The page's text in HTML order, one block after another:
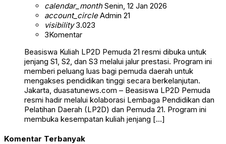
calendar_monthSenin, 12 Jan 2026
account_circleAdmin 21
visibility3.023
3Komentar
Beasiswa Kuliah LP2D Pemuda 21 resmi dibuka untuk
jenjang S1, S2, dan S3 melalui jalur prestasi. Program ini
memberi peluang luas bagi pemuda daerah untuk
mengakses pendidikan tinggi secara berkelanjutan.
Jakarta, duasatunews.com – Beasiswa LP2D Pemuda
resmi hadir melalui kolaborasi Lembaga Pendidikan dan
Pelatihan Daerah (LP2D) dan Pemuda 21. Program ini
membuka kesempatan kuliah jenjang […]
Komentar Terbanyak